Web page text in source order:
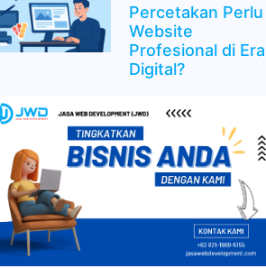
Percetakan Perlu
Website
Profesional di Era
Digital?